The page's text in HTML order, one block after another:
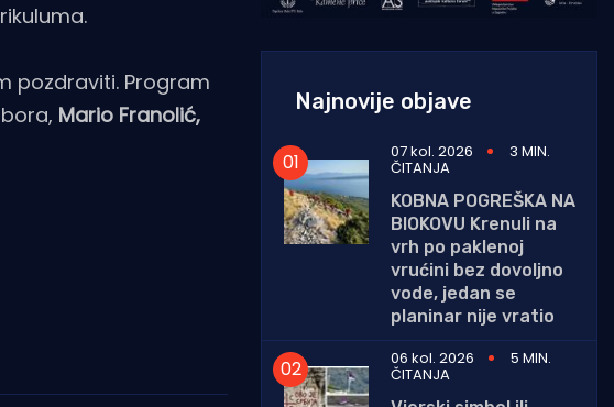
pozdraviti. Program
Mario Franolić,
Najnovije objave
07 kol. 2026 3 MIN.
ČITANJA
KOBNA POGREŠKA NA
BIOKOVU Krenuli na
vrh po paklenoj
vrućini bez dovoljno
vode, jedan se
planinar nije vratio
06 kol. 2026
5 MIN.
ČITANJA